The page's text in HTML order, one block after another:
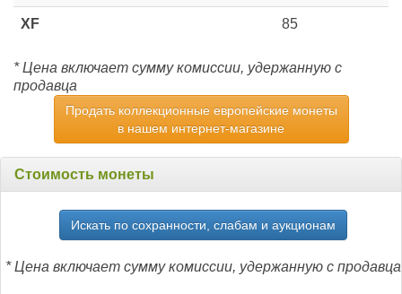
XF 85
* Цена включает сумму комиссии, удержанную с
продавца
Продать коллекционные европейские монеты
в нашем интернет-магазине
Стоимость монеты
Искать по сохранности, слабам и аукционам
* Цена включает сумму комиссии, удержанную с продавца